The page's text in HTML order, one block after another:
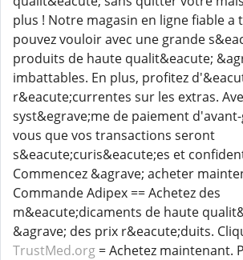
plus ! Notre magasin en ligne fiable a
pouvez vouloir avec une grande
produits de haute qualit&eacute;
imbattables. En plus, profitez
r&eacute;currentes sur les extras.
syst&egrave;me de paiement
vous que vos transactions seront
s&eacute;curis&eacute;es et
Commencez &agrave; acheter
Commande Adipex == Achetez des
m&eacute;dicaments de haute
&agrave; des prix r&eacute;duits.
TrustMed.org = Achetez maintenant.